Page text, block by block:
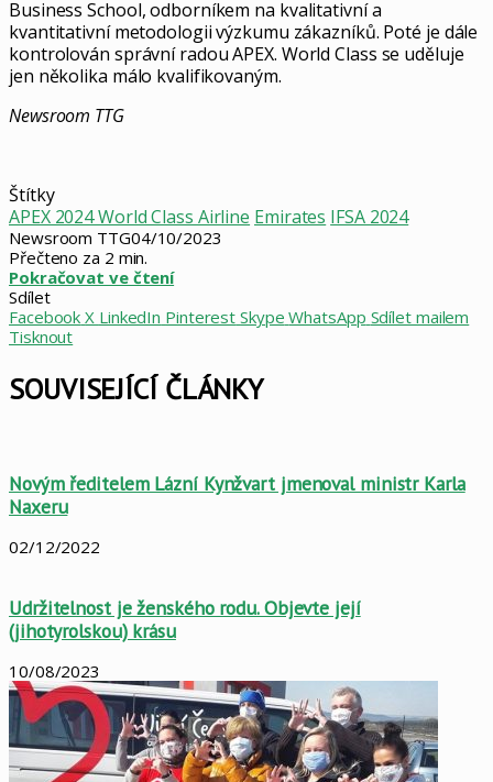
Business School, odborníkem na kvalitativní a
kvantitativní metodologii výzkumu zákazníků. Poté je dále
kontrolován správní radou APEX. World Class se uděluje
jen několika málo kvalifikovaným.
Newsroom TTG
Štítky
APEX 2024 World Class Airline Emirates IFSA 2024
Newsroom TTG04/10/2023
Přečteno za 2 min.
Pokračovat ve čtení
Sdílet
Facebook X LinkedIn Pinterest Skype WhatsApp Sdílet mailem
Tisknout
SOUVISEJÍCÍ ČLÁNKY
Novým ředitelem Lázní Kynžvart jmenoval ministr Karla
Naxeru
02/12/2022
Udržitelnost je ženského rodu. Objevte její
(jihotyrolskou) krásu
10/08/2023